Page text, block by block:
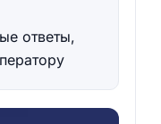
ответы,